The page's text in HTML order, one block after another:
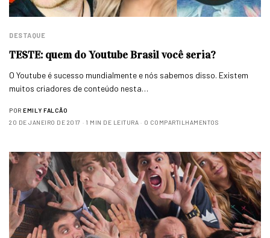
DESTAQUE
TESTE: quem do Youtube Brasil você seria?
O Youtube é sucesso mundialmente e nós sabemos disso. Existem
muitos criadores de conteúdo nesta…
POR EMILY FALCÃO
20 DE JANEIRO DE 2017
1 MIN DE LEITURA 0 COMPARTILHAMENTOS